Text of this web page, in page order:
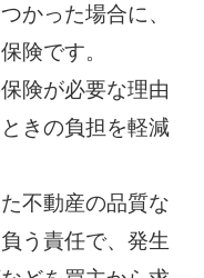
かった場合に、
険です。
険が必要な理由
きの負担を軽減
不動産の品質な
う責任で、発生